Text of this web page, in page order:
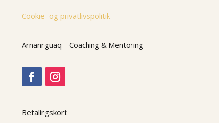
Cookie- og privatlivspolitik
Arnannguaq – Coaching & Mentoring
Betalingskort